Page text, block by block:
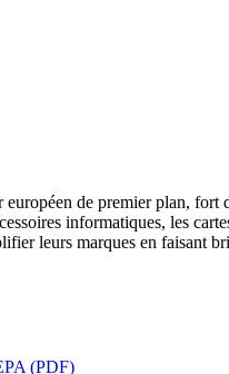
de premier plan, fort
informatiques, les
leurs marques en faisant
(PDF)